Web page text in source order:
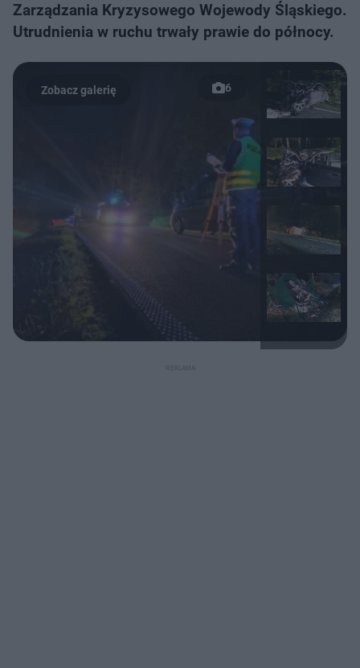
Zarządzania Kryzysowego Wojewody Śląskiego.
Utrudnienia w ruchu trwały prawie do północy.
6